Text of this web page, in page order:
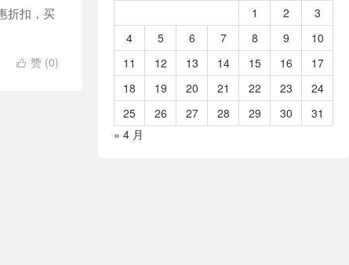
折扣，买
 赞 (0)
1
2
3
4
5 6 7 8 9
10
11
12 13 14 15 16
17
18
19 20 21 22 23
24
25
26 27 28 29 30
31
« 4 月